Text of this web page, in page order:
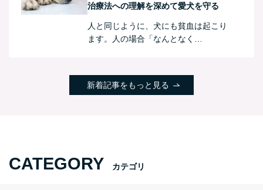
治療法への理解を深めて愛犬を守る
人と同じように、犬にも貧血は起こり
ます。人の場合「なんとなく…
新着記事をもっと見る
CATEGORY カテゴリ